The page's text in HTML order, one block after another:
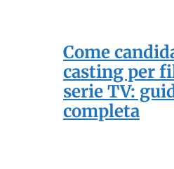
Come
casting per
serie TV:
completa